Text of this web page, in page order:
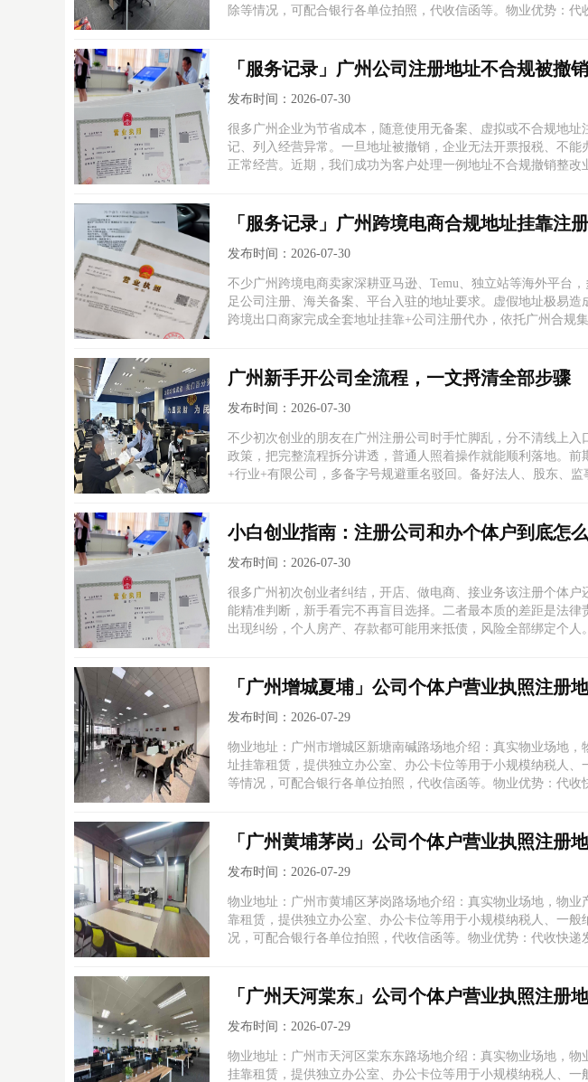
除等情况，可配合银行各单位拍照，代收信函等。物业优势：代
「服务记录」广州公司注册地址不合规被撤
发布时间：2026-07-30
很多广州企业为节省成本，随意使用无备案、虚拟或不合规地
记、列入经营异常。一旦地址被撤销，企业无法开票报税、不
正常经营。近期，我们成功为客户处理一例地址不合规撤销整改
「服务记录」广州跨境电商合规地址挂靠注
发布时间：2026-07-30
不少广州跨境电商卖家深耕亚马逊、Temu、独立站等海外平台
足公司注册、海关备案、平台入驻的地址要求。虚假地址极易
跨境出口商家完成全套地址挂靠+公司注册代办，依托广州合规
广州新手开公司全流程，一文捋清全部步骤
发布时间：2026-07-30
不少初次创业的朋友在广州注册公司时手忙脚乱，分不清线上
政策，把完整流程拆分讲透，普通人照着操作就能顺利落地。
+行业+有限公司，多备字号规避重名驳回。备好法人、股东、监
小白创业指南：注册公司和办个体户到底怎
发布时间：2026-07-30
很多广州初次创业者纠结，开店、做电商、接业务该注册个体
能精准判断，新手看完不再盲目选择。二者最本质的差距是法
出现纠纷，个人房产、存款都可能用来抵债，风险全部绑定个人
「广州增城夏埔」公司个体户营业执照注册
发布时间：2026-07-29
物业地址：广州市增城区新塘南碱路场地介绍：真实物业场地
址挂靠租赁，提供独立办公室、办公卡位等用于小规模纳税人
等情况，可配合银行各单位拍照，代收信函等。物业优势：代收
「广州黄埔茅岗」公司个体户营业执照注册
发布时间：2026-07-29
物业地址：广州市黄埔区茅岗路场地介绍：真实物业场地，物
靠租赁，提供独立办公室、办公卡位等用于小规模纳税人、一
况，可配合银行各单位拍照，代收信函等。物业优势：代收快递
「广州天河棠东」公司个体户营业执照注册
发布时间：2026-07-29
物业地址：广州市天河区棠东东路场地介绍：真实物业场地，
挂靠租赁，提供独立办公室、办公卡位等用于小规模纳税人、